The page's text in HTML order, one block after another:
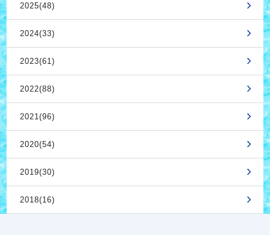
2025(48)
2024(33)
2023(61)
2022(88)
2021(96)
2020(54)
2019(30)
2018(16)